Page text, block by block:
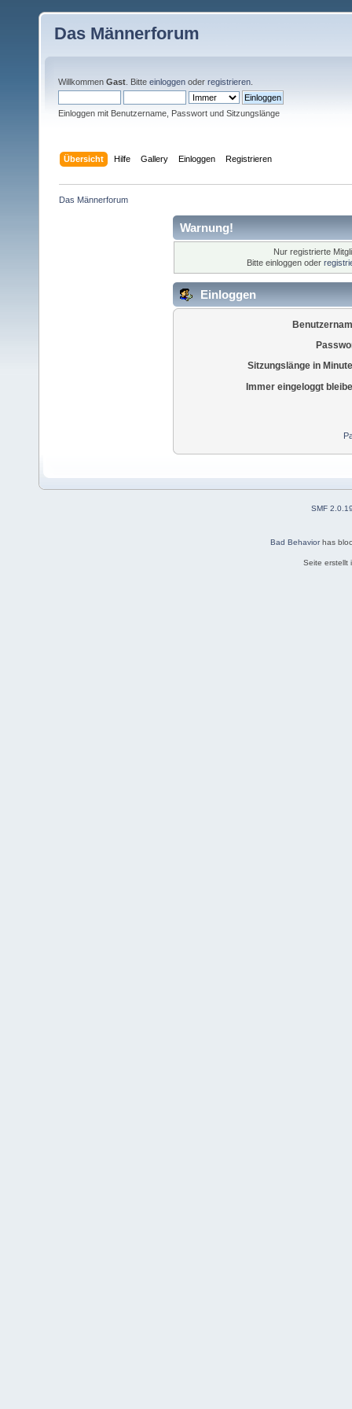
Das Männerforum
Willkommen Gast . Bitte einloggen oder registrieren
Einloggen mit Benutzername, Passwort und Sitzungslänge
Übersicht Hilfe Gallery Einloggen Registrieren
Das Männerforum
Warnung!
Nur registrierte
Bitte einloggen oder
Einloggen
Sitzungslänge in
Immer eingeloggt
SMF
Bad Behaviorhas
Seite erstellt